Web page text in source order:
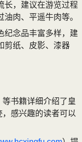
长，建议在游览过程
肉、平遥牛肉等。
纪念品丰富多样，建
剪纸、皮影、漆器
书籍详细介绍了皇
感兴趣的读者可以